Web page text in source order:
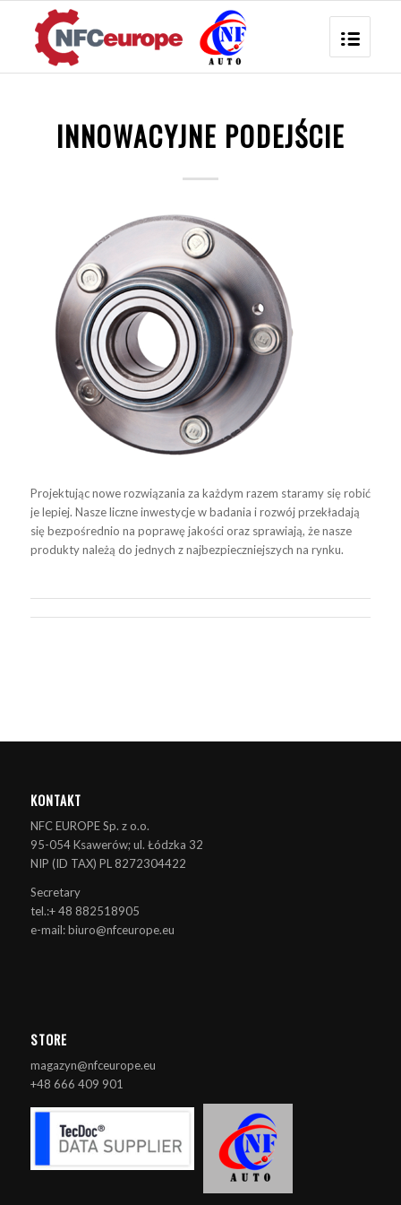
INNOWACYJNE PODEJŚCIE
Projektując nowe rozwiązania za każdym razem staramy się robić
je lepiej. Nasze liczne inwestycje w badania i rozwój przekładają
się bezpośrednio na poprawę jakości oraz sprawiają, że nasze
produkty należą do jednych z najbezpieczniejszych na rynku.
KONTAKT
NFC EUROPE Sp. z o.o.
95-054 Ksawerów; ul. Łódzka 32
NIP (ID TAX) PL 8272304422
Secretary
tel.:+ 48 882518905
e-mail: biuro@nfceurope.eu
STORE
magazyn@nfceurope.eu
+48 666 409 901